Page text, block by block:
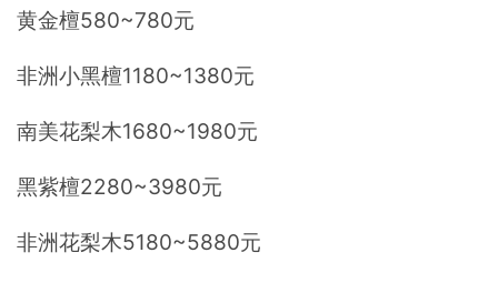
黄金檀580~780元
非洲小黑檀1180~1380元
南美花梨木1680~1980元
黑紫檀2280~3980元
非洲花梨木5180~5880元